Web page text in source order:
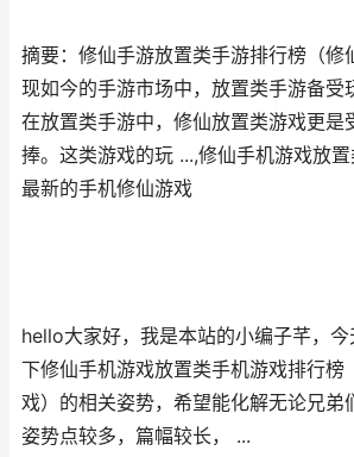
摘要：修仙手游放置类手游排行榜（修
现如今的手游市场中，放置类手游备受
在放置类手游中，修仙放置类游戏更是
捧。这类游戏的玩 ...,修仙手机游戏放
最新的手机修仙游戏
hello大家好，我是本站的小编子芊，
下修仙手机游戏放置类手机游戏排行榜
戏）的相关姿势，希望能化解无论兄弟
姿势点较多，篇幅较长， ...